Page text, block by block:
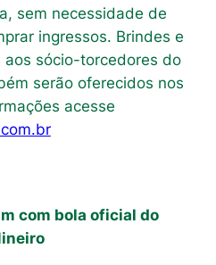
sem necessidade de
ingressos. Brindes e
aos sócio-torcedores do
serão oferecidos nos
acesse
com bola oficial do